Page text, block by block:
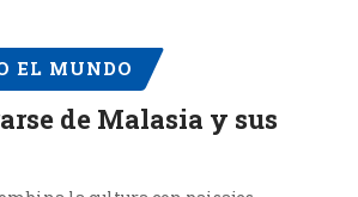
EL MUNDO
de Malasia y sus